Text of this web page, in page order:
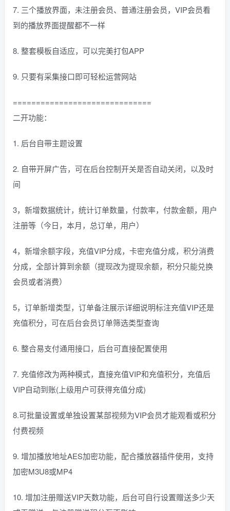
7. 三个播放界面，未注册会员、普通注册会员，VIP会员看
到的播放界面提醒都不一样
8. 整套模板自适应，可以完美打包APP
9. 只要有采集接口即可轻松运营网站
==============================
二开功能：
1. 后台自带主题设置
2. 自带开屏广告，可在后台控制开关是否自动关闭，以及时
间
3，新增数据统计，统计订单数量，付款率，付款金额，用户
注册等（今日，本月，总订单，用户）
4，新增余额字段，充值VIP分成，卡密充值分成，积分消费
分成，全部计算到余额（提现改为提现余额，积分只能兑换
会员或者消费）
5，订单新增类型，订单备注展示详细说明标注充值VIP还是
充值积分，可在后台会员订单筛选类型查询
6. 整合易支付通用接口，后台可直接配置使用
7. 充值修改为两种模式，直接充值VIP和充值积分，充值后
VIP自动到账(上级用户可获得充值分成)
8.可批量设置或单独设置某部视频为VIP会员才能观看或积分
付费视频
9. 增加播放地址AES加密功能，配合播放器插件使用，支持
加密M3U8或MP4
10. 增加注册赠送VIP天数功能，后台可自行设置赠送多少天